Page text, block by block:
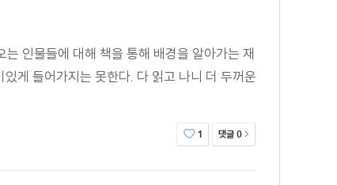
인물들에 대해 책을 통해 배경을 알아가는 재
게 들어가지는 못한다. 다 읽고 나니 더 두꺼운
1 댓글 0